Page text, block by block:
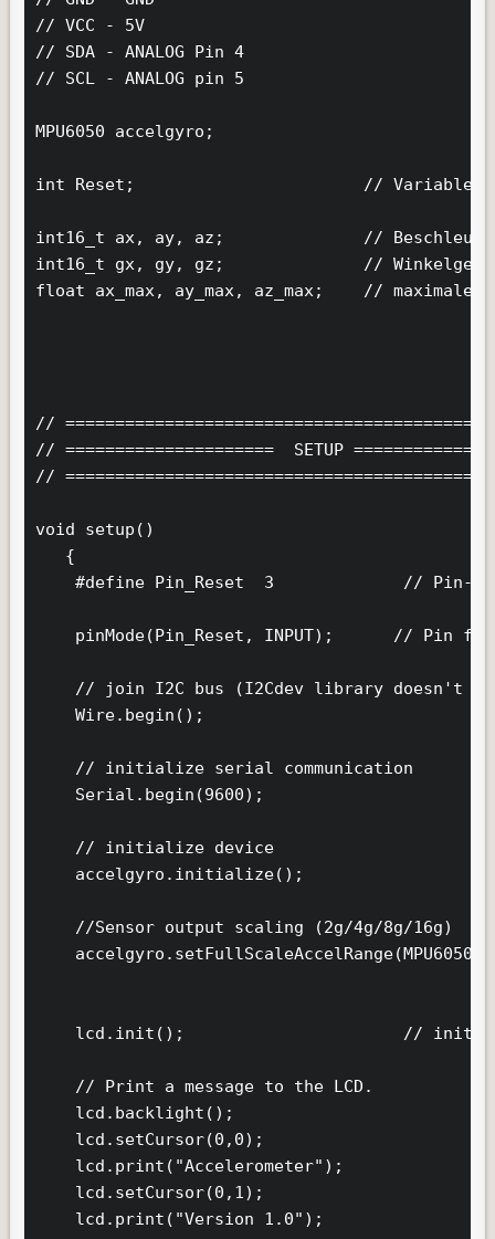
// VCC - 5V
// SDA - ANALOG Pin 4
// SCL - ANALOG pin 5
MPU6050 accelgyro;
int Reset;                       // Variable für
int16_t ax, ay, az;              //
int16_t gx, gy, gz;              //
float ax_max, ay_max, az_max;    // maximale
//
// =====================  SETUP
//
void setup()
   {
#define Pin_Reset  3             // Pin-
pinMode(Pin_Reset, INPUT);      // Pin
// join I2C bus (I2Cdev library doesn't
    Wire.begin();
    // initialize serial communication
    Serial.begin(9600);
    // initialize device
    accelgyro.initialize();
    //Sensor output scaling (2g/4g/8g/16g)
lcd.init();                      //
    // Print a message to the LCD.
    lcd.backlight();
    lcd.setCursor(0,0);
    lcd.print("Accelerometer");
    lcd.setCursor(0,1);
    lcd.print("Version 1.0");